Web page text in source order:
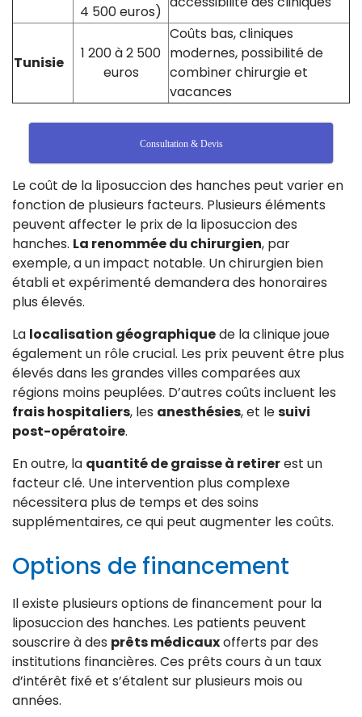
4 500 euros)
Tunisie
1 200 à 2 500
euros
Coûts bas, cliniques
modernes, possibilité de
combiner chirurgie et
vacances
Consultation & Devis
Le coût de la liposuccion des hanches peut varier en
fonction de plusieurs facteurs. Plusieurs éléments
peuvent affecter le prix de la liposuccion des
hanches. La renommée du chirurgien, par
exemple, a un impact notable. Un chirurgien bien
établi et expérimenté demandera des honoraires
plus élevés.
La localisation géographiquede la clinique joue
également un rôle crucial. Les prix peuvent être plus
élevés dans les grandes villes comparées aux
régions moins peuplées. D’autres coûts incluent les
frais hospitaliers, les anesthésies, et lesuivi
post-opératoire.
En outre, la quantité de graisse à retirerest un
facteur clé. Une intervention plus complexe
nécessitera plus de temps et des soins
supplémentaires, ce qui peut augmenter les coûts.
Options de financement
Il existe plusieurs options de financement pour la
liposuccion des hanches. Les patients peuvent
souscrire à des prêts médicauxofferts par des
institutions financières. Ces prêts cours à un taux
d’intérêt fixé et s’étalent sur plusieurs mois ou
années.